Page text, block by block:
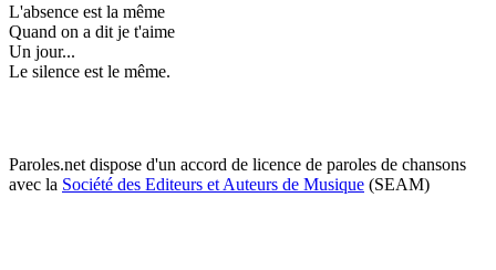
L'absence est la même
Quand on a dit je t'aime
Un jour...
Le silence est le même.
Paroles.net dispose d'un accord de licence de paroles de chansons
avec la Société des Editeurs et Auteurs de Musique (SEAM)